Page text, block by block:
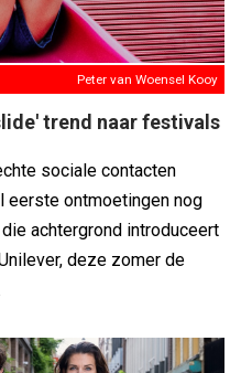
Peter van Woensel Kooy
trend naar festivals
sociale contacten
eerste ontmoetingen nog
achtergrond introduceert
deze zomer de